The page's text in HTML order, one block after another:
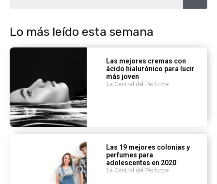
Lo más leído esta semana
Las mejores cremas con
ácido hialurónico para lucir
más joven
La Central del Perfume
Las 19 mejores colonias y
perfumes para
adolescentes en 2020
La Central del Perfume